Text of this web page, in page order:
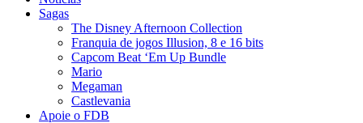
Sagas
The Disney Afternoon Collection
Franquia de jogos Illusion, 8 e 16 bits
Capcom Beat ‘Em Up Bundle
Mario
Megaman
Castlevania
Apoie o FDB